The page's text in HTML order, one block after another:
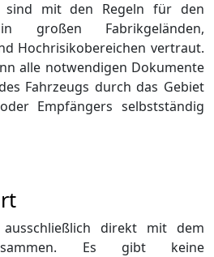
sind mit den Regeln für den
großen Fabrikgeländen,
Hochrisikobereichen vertraut.
alle notwendigen Dokumente
Fahrzeugs durch das Gebiet
Empfängers selbstständig
direkt mit dem
Es gibt keine